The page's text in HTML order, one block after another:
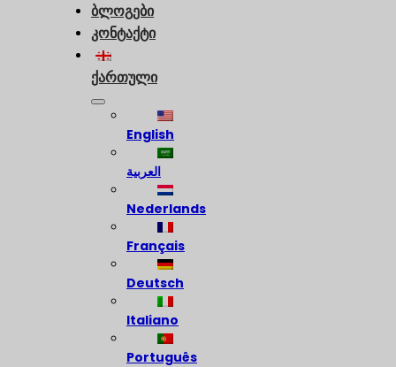
ბლოგები
კონტაქტი
ქართული
English
العربية
Nederlands
Français
Deutsch
Italiano
Português